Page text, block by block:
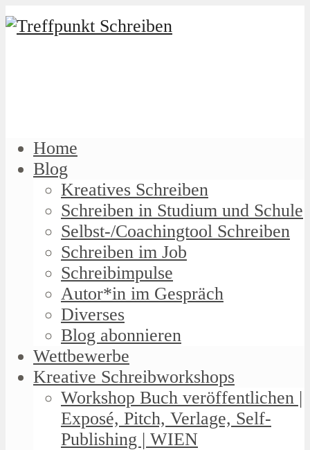
Home
Blog
Kreatives Schreiben
Schreiben in Studium und Schule
Selbst-/Coachingtool Schreiben
Schreiben im Job
Schreibimpulse
Autor*in im Gespräch
Diverses
Blog abonnieren
Wettbewerbe
Kreative Schreibworkshops
Workshop Buch veröffentlichen |
Exposé, Pitch, Verlage, Self-
Publishing | WIEN